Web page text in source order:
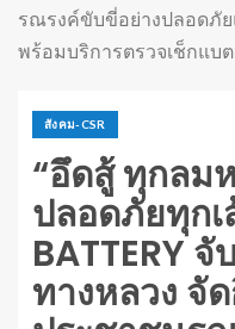
รณรงค์ขับขี่อย่างปลอดภั
พร้อมบริการตรวจเช็กแบ
สังคม-CSR
“อึดสู้ ทุกลม
ปลอดภัยทุกเ
BATTERY
ทางหลวง จั